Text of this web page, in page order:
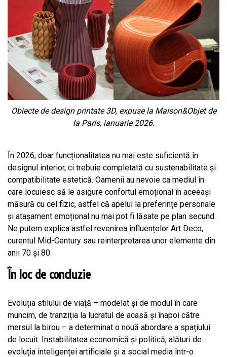
Obiecte de design printate 3D, expuse la Maison&Objet de
la Paris, ianuarie 2026.
În 2026, doar funcționalitatea nu mai este suficientă în
designul interior, ci trebuie completată cu sustenabilitate și
compatibilitate estetică. Oamenii au nevoie ca mediul în
care locuiesc să le asigure confortul emoțional în aceeași
măsură cu cel fizic, astfel că apelul la preferințe personale
și atașament emoțional nu mai pot fi lăsate pe plan secund.
Ne putem explica astfel revenirea influențelor Art Deco,
curentul Mid-Century sau reinterpretarea unor elemente din
anii 70 și 80.
În loc de concluzie
Evoluția stilului de viață – modelat și de modul în care
muncim, de tranziția la lucratul de acasă și înapoi către
mersul la birou – a determinat o nouă abordare a spațiului
de locuit. Instabilitatea economică și politică, alături de
evoluția inteligenței artificiale și a social media într-o